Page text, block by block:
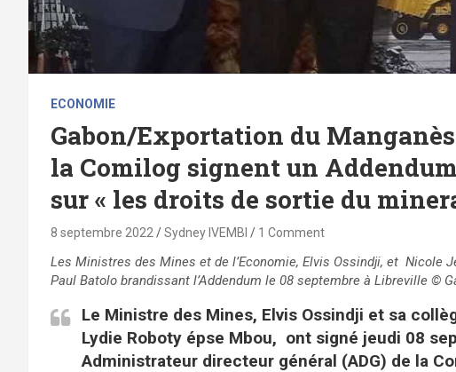
ECONOMIE
Gabon/Exportation du
la Comilog signent un
sur « les droits de sortie du
8 septembre 2022 Sydney IVEMBI 1 Comment
Les Ministres des Mines et de l’Economie, Elvis Ossindji, et Nicole
Paul Batolo brandissant l’Addendum le 08 septembre à Libreville ©
Le Ministre des Mines, Elvis Ossindji et sa
Lydie Roboty épse Mbou, ont signé jeudi 08
Administrateur directeur général (ADG) de la